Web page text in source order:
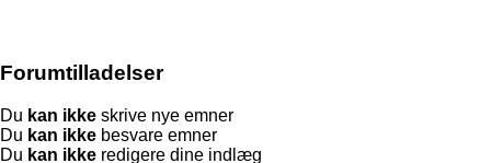
Forumtilladelser
Du kan ikke skrive nye emner
Du kan ikke besvare emner
Du kan ikke redigere dine indlæg